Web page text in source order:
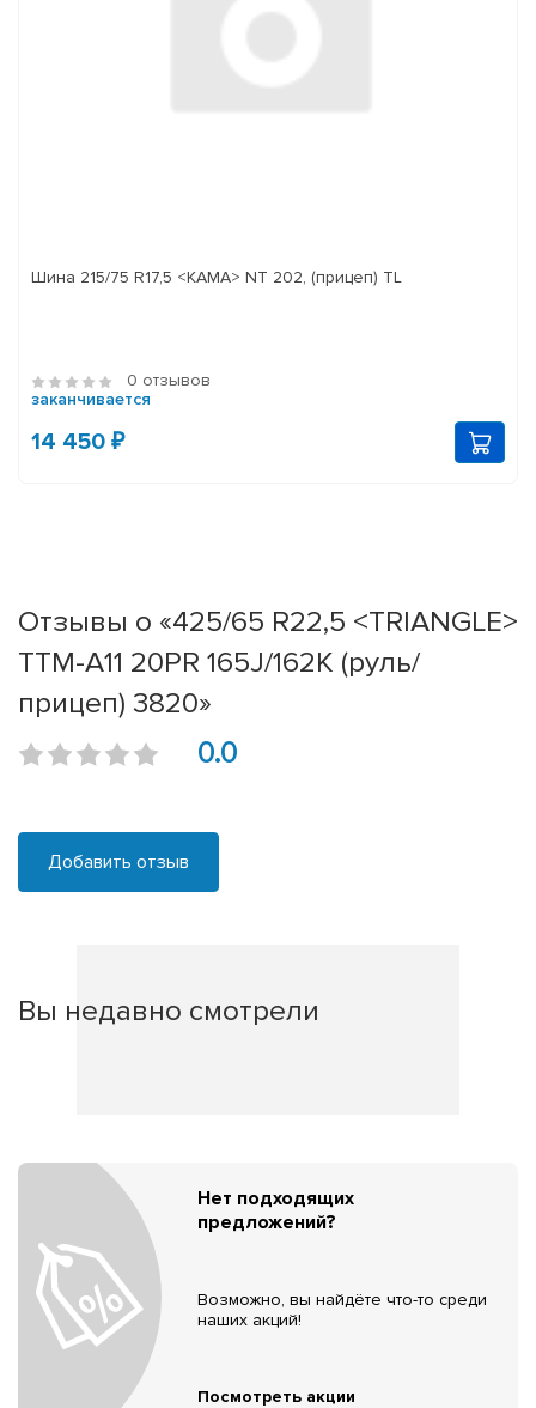
Шина 215/75 R17,5 <КАМА> NT 202, (прицеп) TL
0 отзывов
заканчивается
14 450 ₽
Отзывы о «425/65 R22,5 <TRIANGLE>
TTM-A11 20PR 165J/162K (руль/
прицеп) 3820»
0.0
Добавить отзыв
Вы недавно смотрели
Нет подходящих
предложений?
Возможно, вы найдёте что-то среди
наших акций!
Посмотреть акции